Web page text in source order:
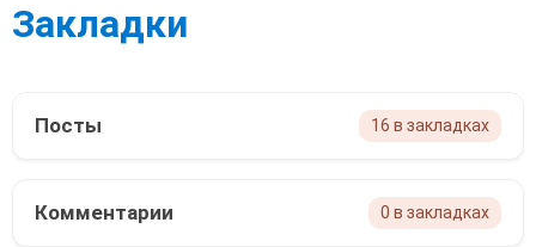
Закладки
Посты 16 в закладках
Комментарии 0 в закладках